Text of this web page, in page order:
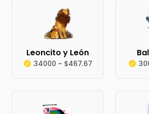
Leoncito y León
34000 ~ $467.67